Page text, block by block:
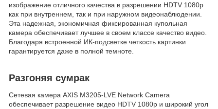
изображение отличного качества в разрешении HDTV 1080p
как при внутреннем, так и при наружном видеонаблюдении.
Эта надежная, экономичная фиксированная купольная
камера обеспечивает лучшее в своем классе качество видео.
Благодаря встроенной ИК-подсветке четкость картинки
гарантируется даже в полной темноте.
Разгоняя сумрак
Сетевая камера AXIS M3205-LVE Network Camera
обеспечивает разрешение видео HDTV 1080p и широкий угол